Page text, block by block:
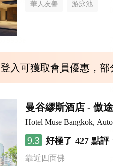
華人友善 游泳池
登入可獲取會員優惠，
曼谷繆斯酒店 - 傲
Hotel Muse Bangkok,
9.3 好極了 427 點評
靠近四面佛